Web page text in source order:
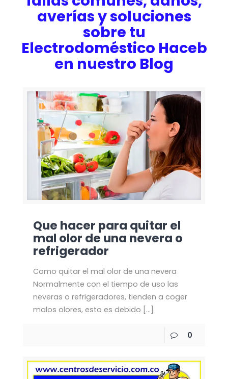
averías y soluciones
sobre tu
Electrodoméstico Haceb
en nuestro Blog
Que hacer para quitar el
mal olor de una nevera o
refrigerador
Como quitar el mal olor de una nevera
Normalmente con el tiempo de uso las
neveras o refrigeradores, tienden a coger
malos olores, esto es debido […]
0